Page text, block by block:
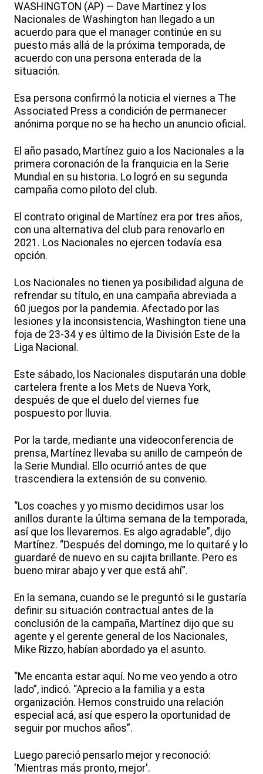
WASHINGTON (AP) — Dave Martínez y los
Nacionales de Washington han llegado a un
acuerdo para que el manager continúe en su
puesto más allá de la próxima temporada, de
acuerdo con una persona enterada de la
situación.
Esa persona confirmó la noticia el viernes a The
Associated Press a condición de permanecer
anónima porque no se ha hecho un anuncio oficial.
El año pasado, Martínez guio a los Nacionales a la
primera coronación de la franquicia en la Serie
Mundial en su historia. Lo logró en su segunda
campaña como piloto del club.
El contrato original de Martínez era por tres años,
con una alternativa del club para renovarlo en
2021. Los Nacionales no ejercen todavía esa
opción.
Los Nacionales no tienen ya posibilidad alguna de
refrendar su título, en una campaña abreviada a
60 juegos por la pandemia. Afectado por las
lesiones y la inconsistencia, Washington tiene una
foja de 23-34 y es último de la División Este de la
Liga Nacional.
Este sábado, los Nacionales disputarán una doble
cartelera frente a los Mets de Nueva York,
después de que el duelo del viernes fue
pospuesto por lluvia.
Por la tarde, mediante una videoconferencia de
prensa, Martínez llevaba su anillo de campeón de
la Serie Mundial. Ello ocurrió antes de que
trascendiera la extensión de su convenio.
“Los coaches y yo mismo decidimos usar los
anillos durante la última semana de la temporada,
así que los llevaremos. Es algo agradable”, dijo
Martínez. “Después del domingo, me lo quitaré y lo
guardaré de nuevo en su cajita brillante. Pero es
bueno mirar abajo y ver que está ahí”.
En la semana, cuando se le preguntó si le gustaría
definir su situación contractual antes de la
conclusión de la campaña, Martínez dijo que su
agente y el gerente general de los Nacionales,
Mike Rizzo, habían abordado ya el asunto.
“Me encanta estar aquí. No me veo yendo a otro
lado”, indicó. “Aprecio a la familia y a esta
organización. Hemos construido una relación
especial acá, así que espero la oportunidad de
seguir por muchos años”.
Luego pareció pensarlo mejor y reconoció:
'Mientras más pronto, mejor'.